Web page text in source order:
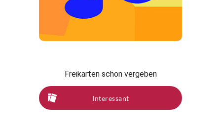
Freikarten schon vergeben
Interessant